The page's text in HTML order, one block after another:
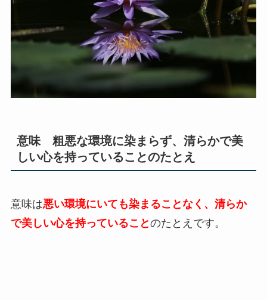
意味 粗悪な環境に染まらず、清らかで美
しい心を持っていることのたとえ
意味は悪い環境にいても染まることなく、清らか
で美しい心を持っていることのたとえです。